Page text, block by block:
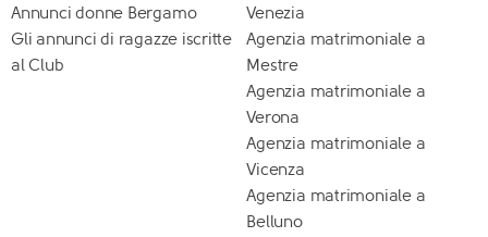
Annunci donne Bergamo
Gli annunci di ragazze iscritte
al Club
Venezia
Agenzia matrimoniale a
Mestre
Agenzia matrimoniale a
Verona
Agenzia matrimoniale a
Vicenza
Agenzia matrimoniale a
Belluno